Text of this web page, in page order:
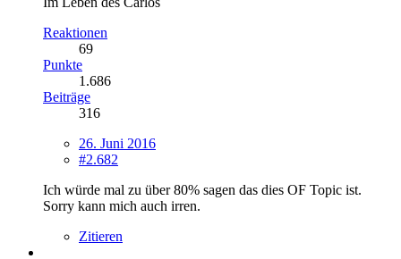
Reaktionen
69
Punkte
1.686
Beiträge
316
26. Juni 2016
#2.682
Ich würde mal zu über 80% sagen das dies OF Topic ist.
Sorry kann mich auch irren.
Zitieren